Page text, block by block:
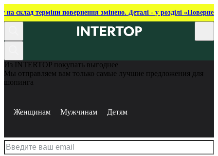
на склад терміни повернення змінено. Деталі - у розділі
Из INTERTOP покупать выгоднее
Мы отправляем вам только самые лучшие предложения для
шопинга
Женщинам Мужчинам Детям